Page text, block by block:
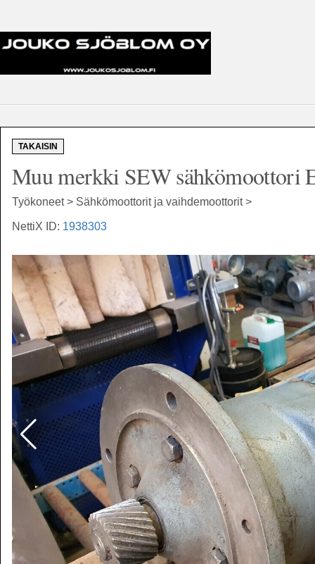
TAKAISIN
Muu merkki SEW sähkömoottori
Työkoneet > Sähkömoottorit ja vaihdemoottorit >
NettiX ID: 1938303